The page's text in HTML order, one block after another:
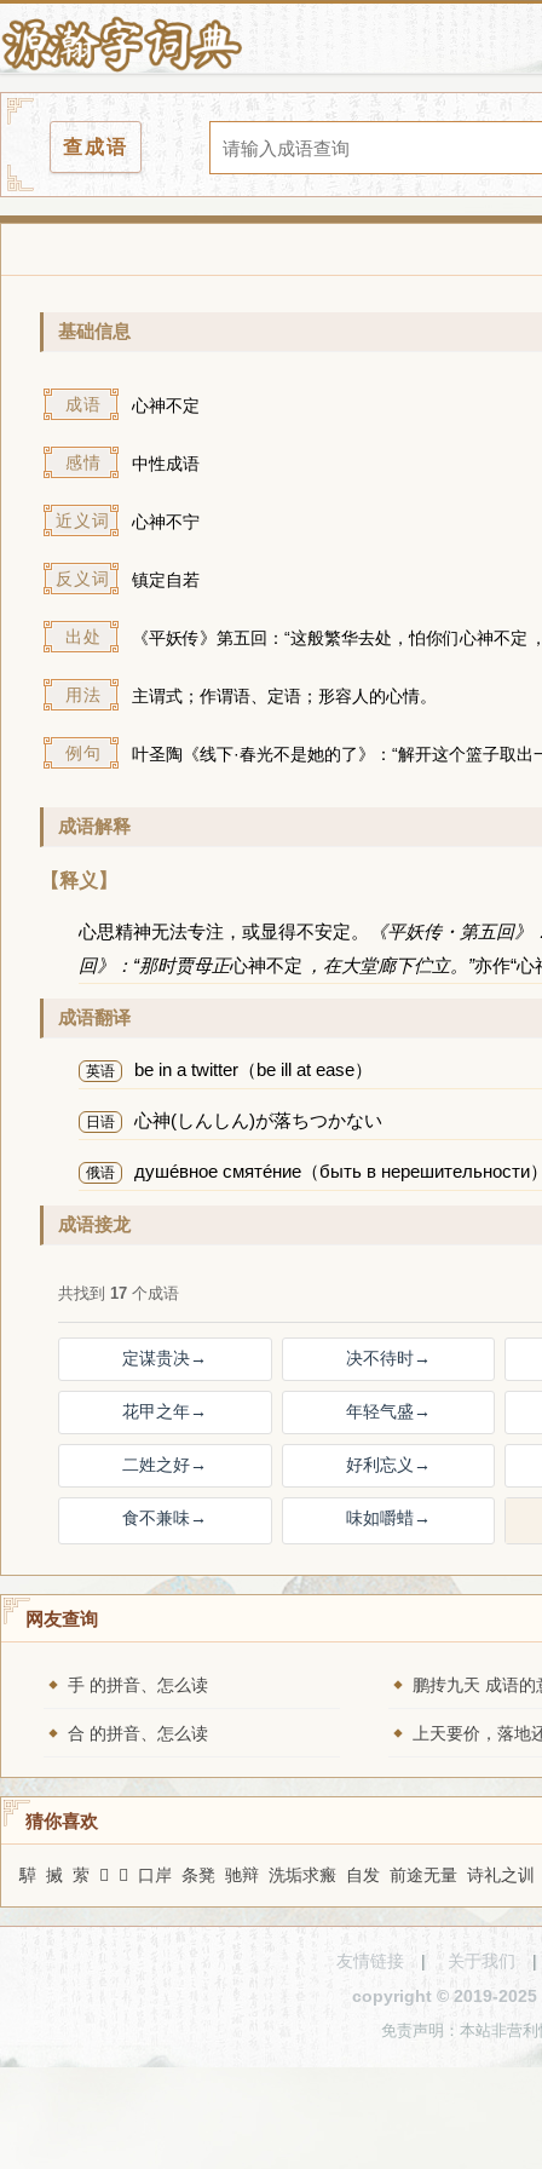
查成语
基础信息
成语 心神不定
感情 中性成语
近义词 心神不宁
反义词 镇定自若
出处 《平妖传》第五回：“这般繁华去处，怕你们心神不定
用法 主谓式；作谓语、定语；形容人的心情。
例句 叶圣陶《线下·春光不是她的了》：“解开这个篮子取
成语解释
【释义】
心思精神无法专注，或显得不安定。
《平妖传・第五回
回》：“那时贾母正心神不定 ，在大堂廊下伫立。”亦作“心
成语翻译
英语 be in a twitter（be ill at ease）
日语 心神(しんしん)が落ちつかない
俄语 душéвное смятéние（быть в нерешительности
成语接龙
共找到 17 个成语
定谋贵决→ 决不待时→
花甲之年→ 年轻气盛→
二姓之好→ 好利忘义 →
食不兼味→ 味如嚼蜡→
网友查询
手 的拼音、怎么读 鹏抟九天 成语的
合 的拼音、怎么读
猜你喜欢
騲 搣 萦 𧻫 𢍣 口岸 条凳 驰辩 洗垢求瘢 自发 前途无量 诗礼之训
友情链接 | 关于我们
copyright © 2019-2025
免责声明：本站非营